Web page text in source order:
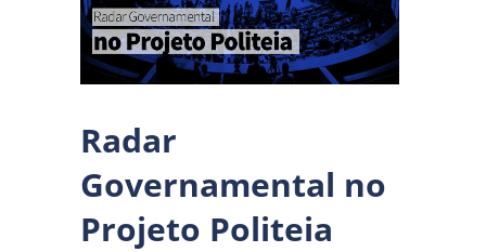
Radar
Governamental no
Projeto Politeia